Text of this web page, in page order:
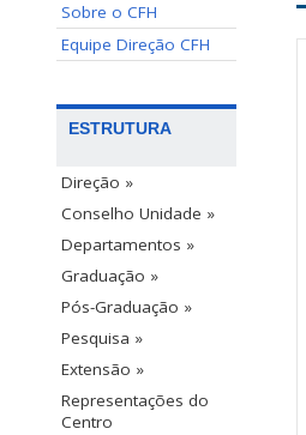
Sobre o CFH
Equipe Direção CFH
ESTRUTURA
Direção »
Conselho Unidade »
Departamentos »
Graduação »
Pós-Graduação »
Pesquisa »
Extensão »
Representações do
Centro